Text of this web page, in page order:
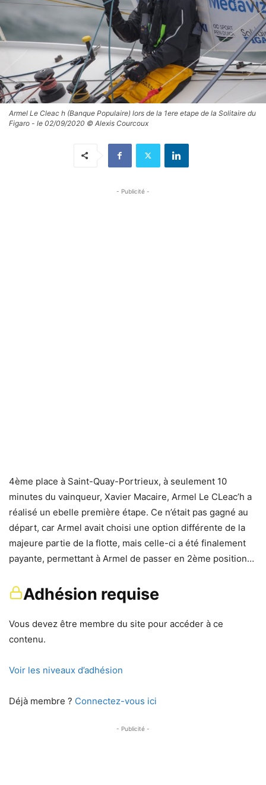
Armel Le Cleac h (Banque Populaire) lors de la 1ere etape de la Solitaire du
Figaro - le 02/09/2020 © Alexis Courcoux
- Publicité -
4ème place à Saint-Quay-Portrieux, à seulement 10
minutes du vainqueur, Xavier Macaire, Armel Le CLeac’h a
réalisé un ebelle première étape. Ce n’était pas gagné au
départ, car Armel avait choisi une option différente de la
majeure partie de la flotte, mais celle-ci a été finalement
payante, permettant à Armel de passer en 2ème position…
Adhésion requise
Vous devez être membre du site pour accéder à ce
contenu.
Voir les niveaux d’adhésion
Déjà membre ? Connectez-vous ici
- Publicité -